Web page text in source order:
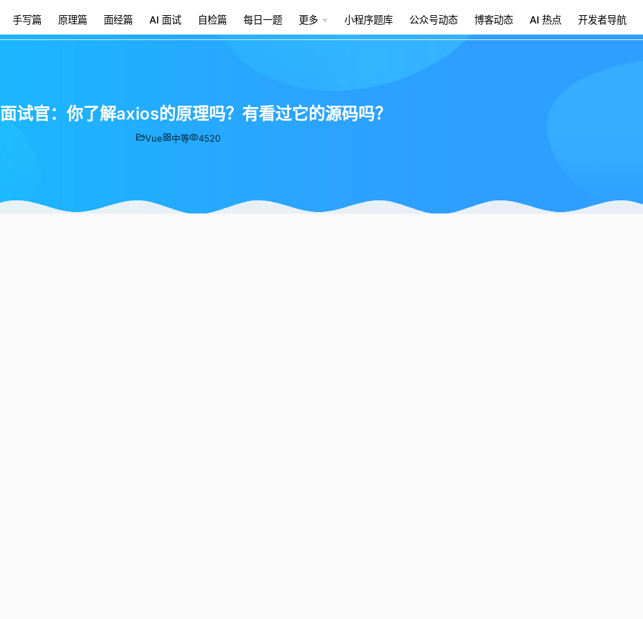
手写篇 原理篇 面经篇 AI 面试 自检篇 每日一题 更多 小程序题库 公众号动态 博客动态 AI 热点 开发者导航
面试官：你了解axios的原理吗？有看过它的源码吗？
Vue 中等 4520